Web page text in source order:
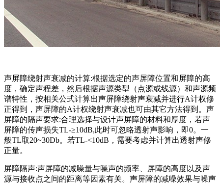
声屏障绕射声衰减的计算:根据选定的声屏障位置和屏障的高
度，确定声程差，然后根据声源类型（点源或线源）和声源频
谱特性，按相关公式计算出声屏障绕射声衰减并进行A计权修
正得到，声屏障的A计权绕射声衰减也可由其它方法得到。声
屏障的隔声要求:合理选择与设计声屏障的材料和厚度，若声
屏障的传声损失TL-≥10dB,此时可忽略透射声影响，即0。一
般TL取20~30Db。若TL-<10dB，需要考虑并计算出透射声修
正量。
屏障隔声:声屏障的减噪量与噪声的频率、屏障的高度以及声
源与接收点之间的距离等因素有关。声屏障的减噪效果与噪声